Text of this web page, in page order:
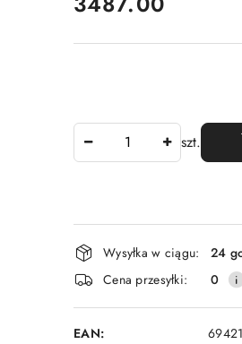
szt.
Dostępność
i
dostawa
Wysyłka w ciągu:
24
Cena przesyłki:
0
EAN: